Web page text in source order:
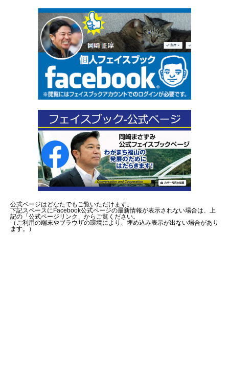
公式ページはどなたでもご覧いただけます。
下記スペースにFacebook公式ページの最新情報が表示されない場合は、上
記の「公式ページリンク」からご覧ください。
（ご利用の端末やブラウザの環境により、埋め込み表示が出ない場合があり
ます。）